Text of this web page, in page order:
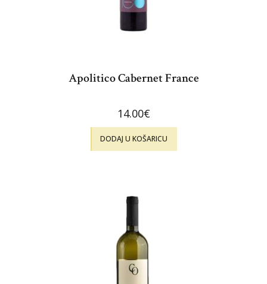
Apolitico Cabernet France
14.00€
DODAJ U KOŠARICU